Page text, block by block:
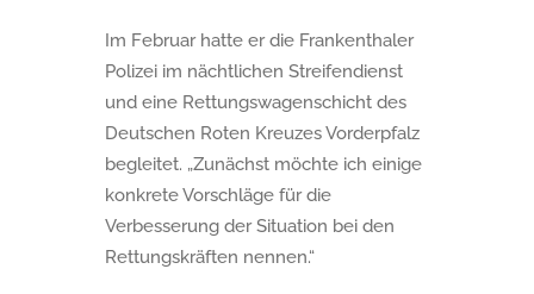
Im Februar hatte er die Frankenthaler
Polizei im nächtlichen Streifendienst
und eine Rettungswagenschicht des
Deutschen Roten Kreuzes Vorderpfalz
begleitet. „Zunächst möchte ich einige
konkrete Vorschläge für die
Verbesserung der Situation bei den
Rettungskräften nennen.“